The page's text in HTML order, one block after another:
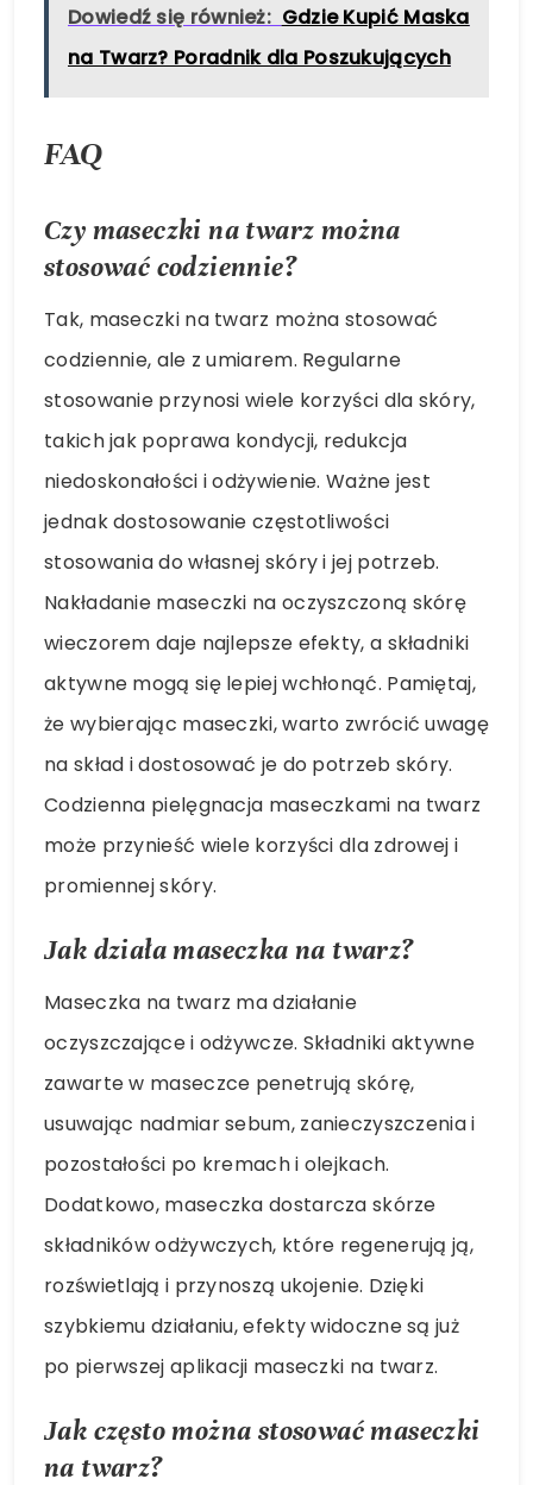
Dowiedź się również: Gdzie Kupić Maska
na Twarz? Poradnik dla Poszukujących
FAQ
Czy maseczki na twarz można
stosować codziennie?
Tak, maseczki na twarz można stosować
codziennie, ale z umiarem. Regularne
stosowanie przynosi wiele korzyści dla skóry,
takich jak poprawa kondycji, redukcja
niedoskonałości i odżywienie. Ważne jest
jednak dostosowanie częstotliwości
stosowania do własnej skóry i jej potrzeb.
Nakładanie maseczki na oczyszczoną skórę
wieczorem daje najlepsze efekty, a składniki
aktywne mogą się lepiej wchłonąć. Pamiętaj,
że wybierając maseczki, warto zwrócić uwagę
na skład i dostosować je do potrzeb skóry.
Codzienna pielęgnacja maseczkami na twarz
może przynieść wiele korzyści dla zdrowej i
promiennej skóry.
Jak działa maseczka na twarz?
Maseczka na twarz ma działanie
oczyszczające i odżywcze. Składniki aktywne
zawarte w maseczce penetrują skórę,
usuwając nadmiar sebum, zanieczyszczenia i
pozostałości po kremach i olejkach.
Dodatkowo, maseczka dostarcza skórze
składników odżywczych, które regenerują ją,
rozświetlają i przynoszą ukojenie. Dzięki
szybkiemu działaniu, efekty widoczne są już
po pierwszej aplikacji maseczki na twarz.
Jak często można stosować maseczki
na twarz?